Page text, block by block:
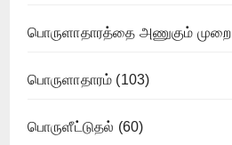
பொருளாதாரத்தை அணுகும் முறை
பொருளாதாரம் (103)
பொருளீட்டுதல் (60)